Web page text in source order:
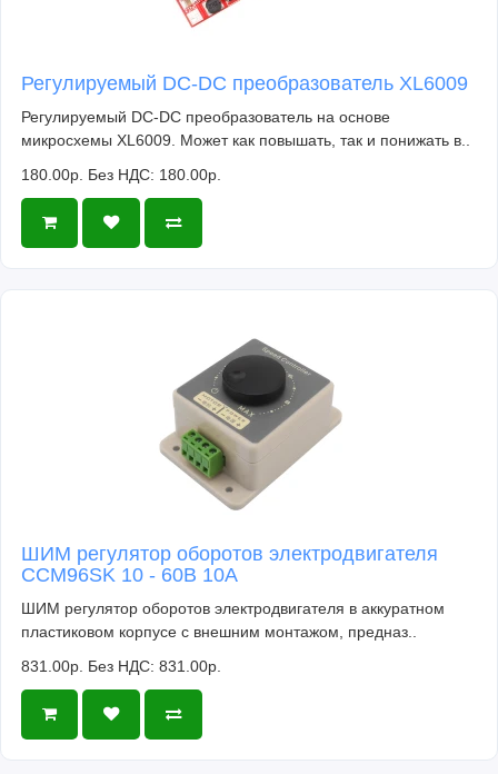
Регулируемый DC-DC преобразователь XL6009
Регулируемый DC-DC преобразователь на основе
микросхемы XL6009. Может как повышать, так и понижать в..
180.00р. Без НДС: 180.00р.
ШИМ регулятор оборотов электродвигателя
CCM96SK 10 - 60В 10А
ШИМ регулятор оборотов электродвигателя в аккуратном
пластиковом корпусе с внешним монтажом, предназ..
831.00р. Без НДС: 831.00р.